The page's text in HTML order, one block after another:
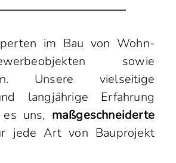
im Bau von Wohn-
sowie
Unsere vielseitige
langjährige Erfahrung
uns, maßgeschneiderte
jede Art von Bauprojekt